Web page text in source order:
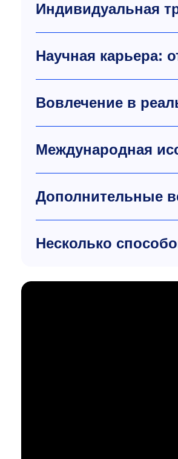
Индивидуальная
Научная карьера:
Вовлечение в
Международная
Дополнительные
Несколько